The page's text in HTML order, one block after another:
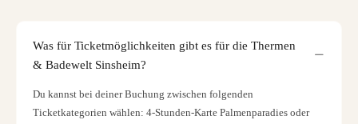
Was für Ticketmöglichkeiten gibt es für die Thermen
& Badewelt Sinsheim?
Du kannst bei deiner Buchung zwischen folgenden
Ticketkategorien wählen: 4-Stunden-Karte Palmenparadies oder